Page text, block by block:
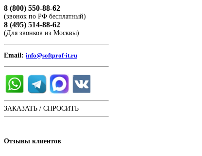
8 (800) 550-88-62
(звонок по РФ бесплатный)
8 (495) 514-88-62
(Для звонков из Москвы)
Email: info@softprof-it.ru
ЗАКАЗАТЬ / СПРОСИТЬ
Отзывы клиентов